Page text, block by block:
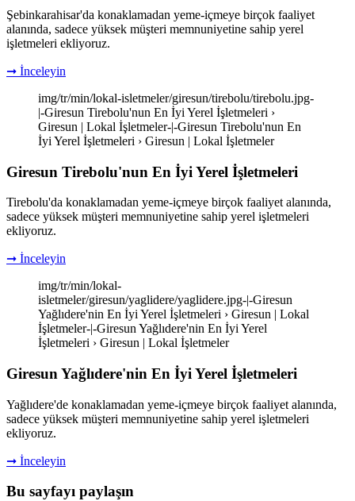
Şebinkarahisar'da konaklamadan yeme-içmeye birçok faaliyet
alanında, sadece yüksek müşteri memnuniyetine sahip yerel
işletmeleri ekliyoruz.
➞ İnceleyin
img/tr/min/lokal-isletmeler/giresun/tirebolu/tirebolu.jpg-
|-Giresun Tirebolu'nun En İyi Yerel İşletmeleri ›
Giresun | Lokal İşletmeler-|-Giresun Tirebolu'nun En
İyi Yerel İşletmeleri › Giresun | Lokal İşletmeler
Giresun Tirebolu'nun En İyi Yerel İşletmeleri
Tirebolu'da konaklamadan yeme-içmeye birçok faaliyet alanında,
sadece yüksek müşteri memnuniyetine sahip yerel işletmeleri
ekliyoruz.
➞ İnceleyin
img/tr/min/lokal-
isletmeler/giresun/yaglidere/yaglidere.jpg-|-Giresun
Yağlıdere'nin En İyi Yerel İşletmeleri › Giresun | Lokal
İşletmeler-|-Giresun Yağlıdere'nin En İyi Yerel
İşletmeleri › Giresun | Lokal İşletmeler
Giresun Yağlıdere'nin En İyi Yerel İşletmeleri
Yağlıdere'de konaklamadan yeme-içmeye birçok faaliyet alanında,
sadece yüksek müşteri memnuniyetine sahip yerel işletmeleri
ekliyoruz.
➞ İnceleyin
Bu sayfayı paylaşın